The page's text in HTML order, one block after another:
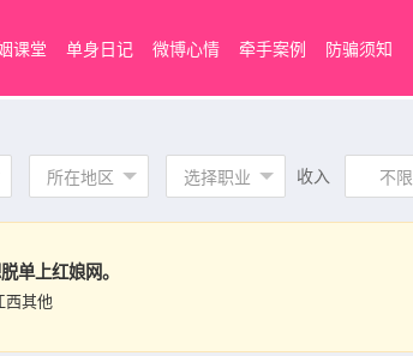
课堂 单身日记 微博心情 牵手案例 防骗须知
所在地区 选择职业 收入 不限
单上红娘网。
西其他